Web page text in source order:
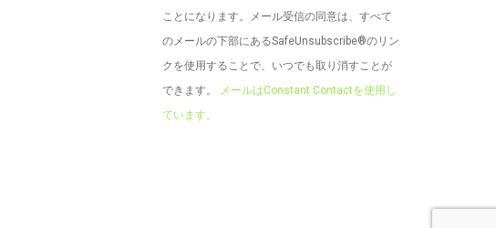
ス
タ
ン
ことになります。メール受信の同意は、すべて
のメールの下部にあるSafeUnsubscribe®のリン
クを使用することで、いつでも取り消すことが
できます。
メールはConstant Contactを使用し
ています。